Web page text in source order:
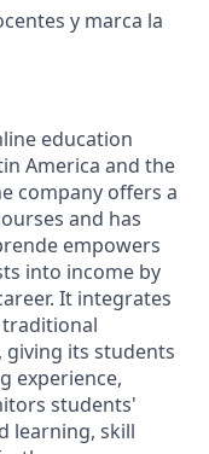
y marca la
education
America and the
company offers a
and has
empowers
into income by
It integrates
its students
experience,
students'
learning, skill